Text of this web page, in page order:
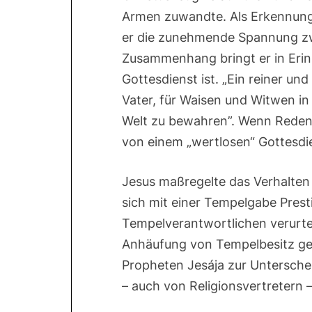
Armen zuwandte. Als
er die zunehmende Spannung
Zusammenhang bringt er in
Gottesdienst ist. „Ein reiner
Vater, für Waisen und Witwen
Welt zu bewahren”. Wenn
von einem „wertlosen“
Jesus maßregelte das
sich mit einer Tempelgabe
Tempelverantwortlichen
Anhäufung von Tempelbesitz
Propheten Jesája zur
– auch von Religionsvertretern